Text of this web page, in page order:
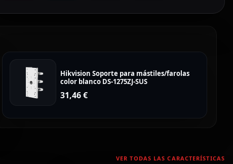
Hikvision Soporte para mástiles/farolas
color blanco DS-1275ZJ-SUS
31,46€
VER TODAS LAS CARACTERÍSTICAS